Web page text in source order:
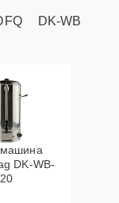
DK-WB
DK-WB-
20